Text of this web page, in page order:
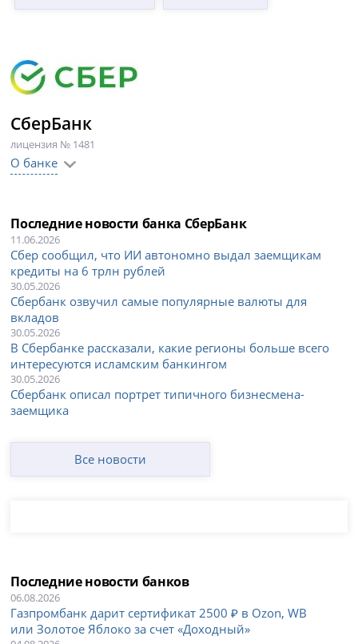
СберБанк
лицензия № 1481
О банке
Последние новости банка СберБанк
11.06.2026
Сбер сообщил, что ИИ автономно выдал заемщикам
кредиты на 6 трлн рублей
30.05.2026
Сбербанк озвучил самые популярные валюты для
вкладов
30.05.2026
В Сбербанке рассказали, какие регионы больше всего
интересуются исламским банкингом
30.05.2026
Сбербанк описал портрет типичного бизнесмена-
заемщика
Все новости
Последние новости банков
06.08.2026
Газпромбанк дарит сертификат 2500 ₽ в Ozon, WB
или Золотое Яблоко за счет «Доходный»